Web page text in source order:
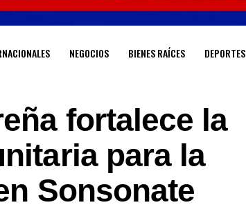
NEGOCIOS BIENES RAÍCES DEPORTES
fortalece la
para la
Sonsonate